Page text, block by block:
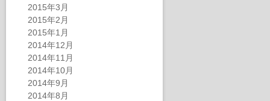
2015年3月
2015年2月
2015年1月
2014年12月
2014年11月
2014年10月
2014年9月
2014年8月